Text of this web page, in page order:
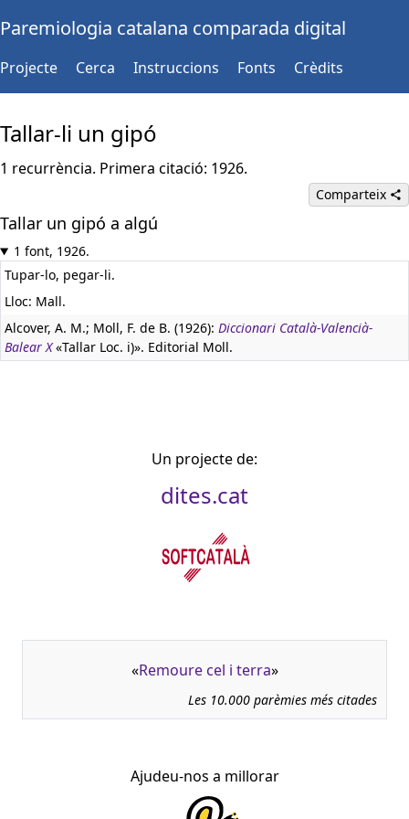
Paremiologia catalana comparada digital
Projecte Cerca Instruccions Fonts Crèdits
Tallar-li un gipó
1 recurrència. Primera citació: 1926.
Comparteix
Tallar un gipó a algú
1 font, 1926.
Tupar-lo, pegar-li.
Lloc: Mall.
Alcover, A. M.; Moll, F. de B. (1926): Diccionari Català-Valencià-
Balear X«Tallar Loc. i)». Editorial Moll.
Un projecte de:
dites.cat
«Remoure cel i terra»
Les 10.000 parèmies més citades
Ajudeu-nos a millorar